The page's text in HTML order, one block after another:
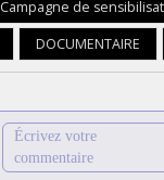
Campagne de
DOCUMENTAIRE
Écrivez votre
commentaire